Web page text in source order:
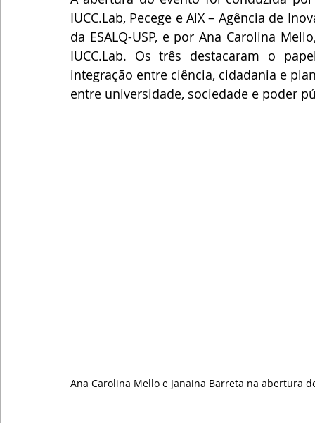
IUCC.Lab, Pecege e AiX – Agência de
da ESALQ-USP, e por Ana Carolina
IUCC.Lab. Os três destacaram o
integração entre ciência, cidadania e
entre universidade, sociedade e poder
Ana Carolina Mello e Janaina Barreta na abertura